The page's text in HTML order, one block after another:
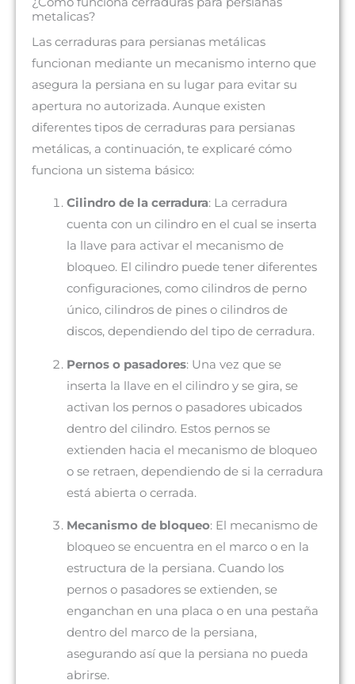
metalicas?
Las cerraduras para persianas metálicas
funcionan mediante un mecanismo interno que
asegura la persiana en su lugar para evitar su
apertura no autorizada. Aunque existen
diferentes tipos de cerraduras para persianas
metálicas, a continuación, te explicaré cómo
funciona un sistema básico:
Cilindro de la cerradura: La cerradura
cuenta con un cilindro en el cual se inserta
la llave para activar el mecanismo de
bloqueo. El cilindro puede tener diferentes
configuraciones, como cilindros de perno
único, cilindros de pines o cilindros de
discos, dependiendo del tipo de cerradura.
Pernos o pasadores: Una vez que se
inserta la llave en el cilindro y se gira, se
activan los pernos o pasadores ubicados
dentro del cilindro. Estos pernos se
extienden hacia el mecanismo de bloqueo
o se retraen, dependiendo de si la cerradura
está abierta o cerrada.
Mecanismo de bloqueo: El mecanismo de
bloqueo se encuentra en el marco o en la
estructura de la persiana. Cuando los
pernos o pasadores se extienden, se
enganchan en una placa o en una pestaña
dentro del marco de la persiana,
asegurando así que la persiana no pueda
abrirse.